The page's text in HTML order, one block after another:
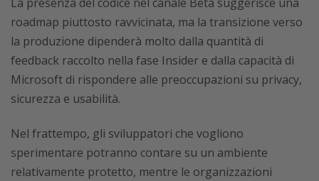
roadmap piuttosto ravvicinata, ma la transizione verso
la produzione dipenderà molto dalla quantità di
feedback raccolto nella fase Insider e dalla capacità di
Microsoft di rispondere alle preoccupazioni su privacy,
sicurezza e usabilità.
Nel frattempo, gli sviluppatori che vogliono
sperimentare potranno contare su un ambiente
relativamente protetto, mentre le organizzazioni